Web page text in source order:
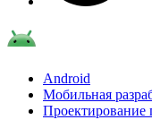
Android
Мобильная
Проектирование